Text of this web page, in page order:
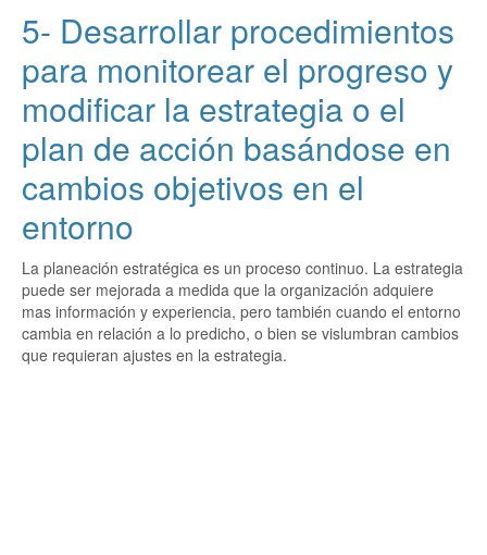
5- Desarrollar procedimientos
para monitorear el progreso y
modificar la estrategia o el
plan de acción basándose en
cambios objetivos en el
entorno
La planeación estratégica es un proceso continuo. La estrategia
puede ser mejorada a medida que la organización adquiere
mas información y experiencia, pero también cuando el entorno
cambia en relación a lo predicho, o bien se vislumbran cambios
que requieran ajustes en la estrategia.